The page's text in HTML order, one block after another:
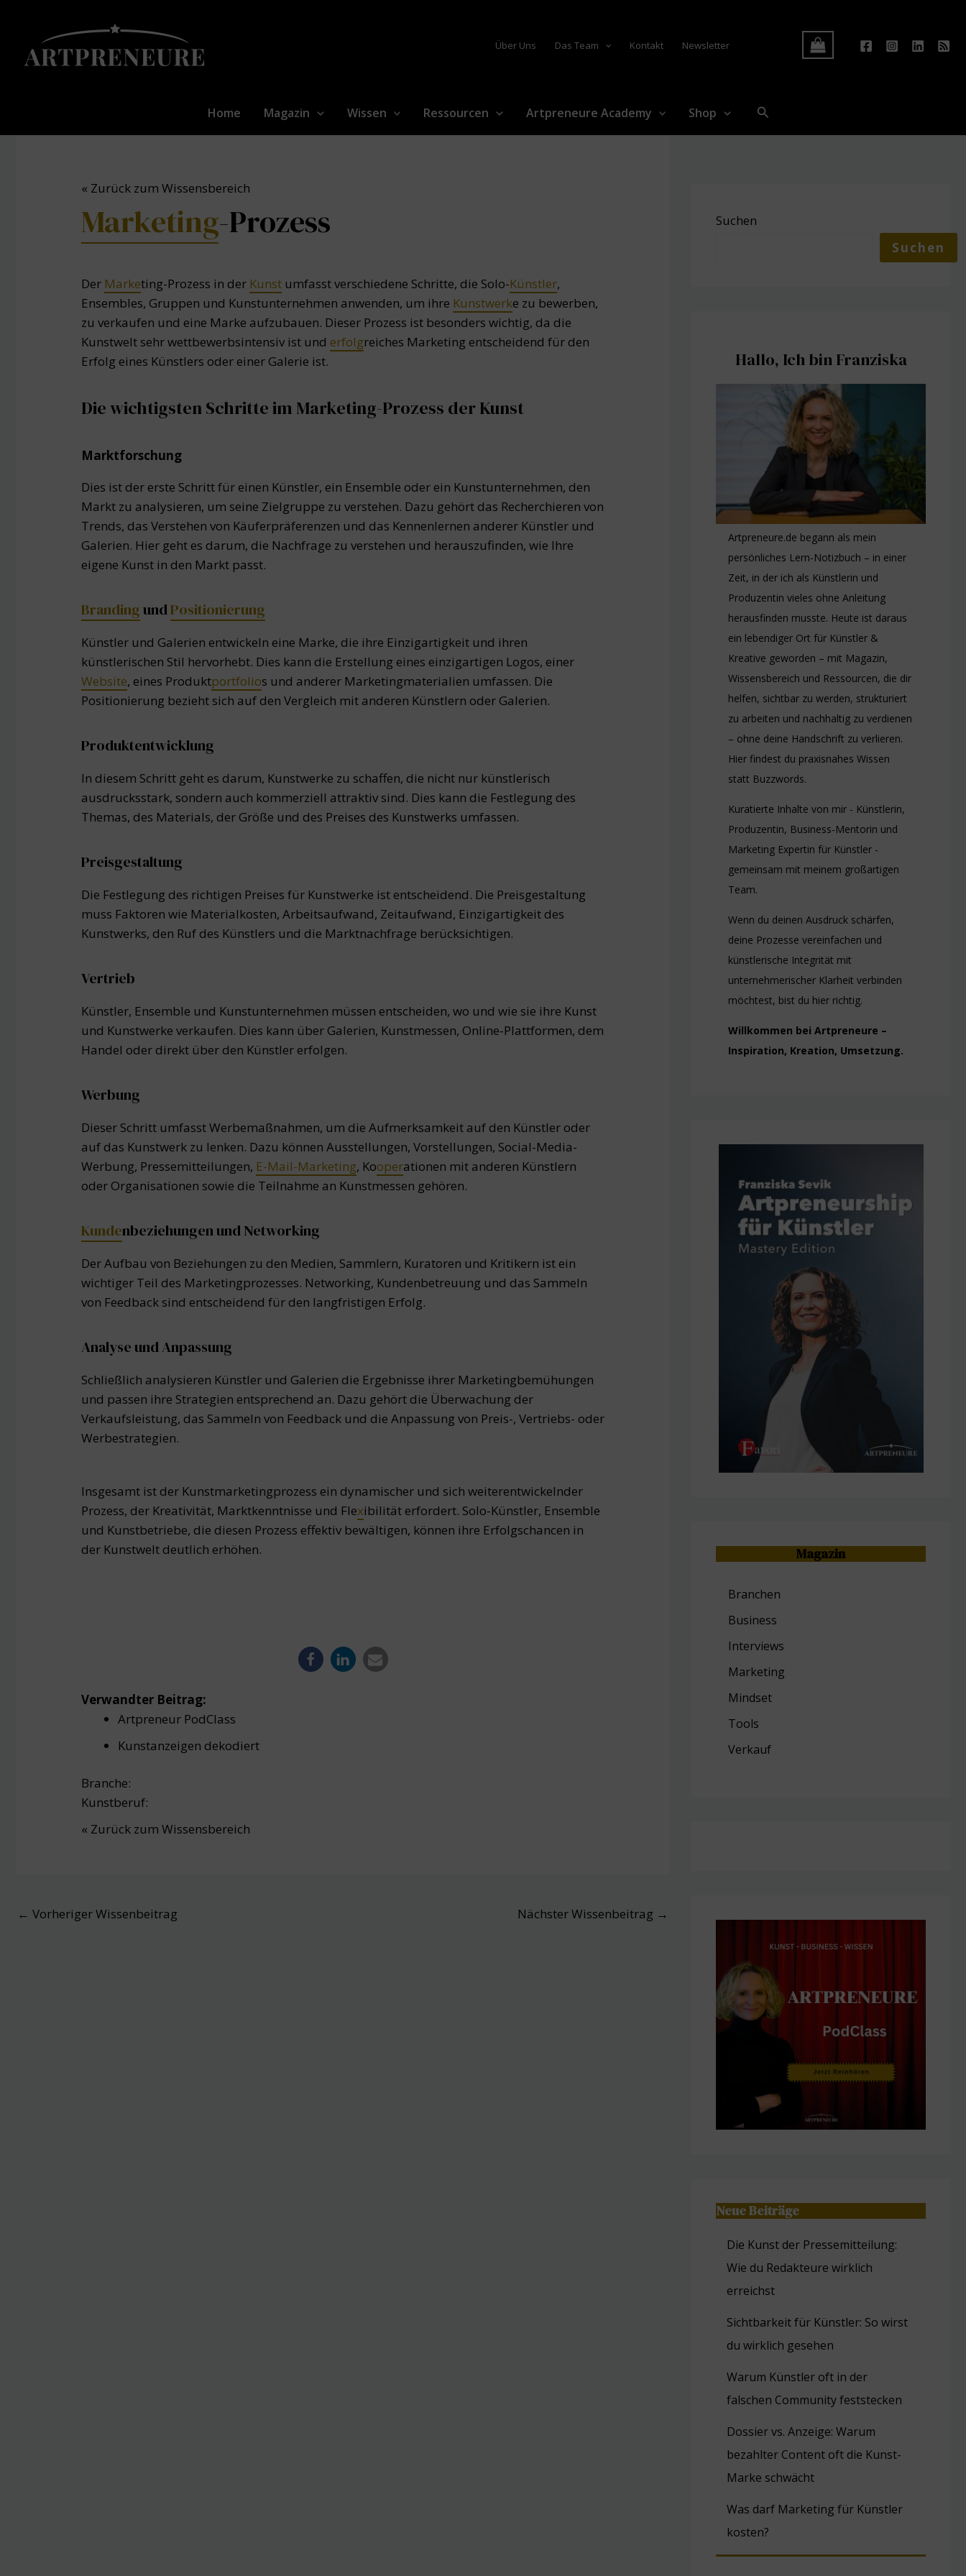
springen
Über Uns Das Team Kontakt Newsletter
Home Magazin Wissen Ressourcen Artpreneure Academy Shop Suchen
« Zurück zum Wissensbereich
Marketing-Prozess
Der Marketing-Prozess in der Kunst umfasst verschiedene Schritte, die Solo-Künstler,
Ensembles, Gruppen und Kunstunternehmen anwenden, um ihre Kunstwerke zu bewerben,
zu verkaufen und eine Marke aufzubauen. Dieser Prozess ist besonders wichtig, da die
Kunstwelt sehr wettbewerbsintensiv ist und erfolgreiches Marketing entscheidend für den
Erfolg eines Künstlers oder einer Galerie ist.
Die wichtigsten Schritte im Marketing-Prozess der Kunst
Marktforschung
Dies ist der erste Schritt für einen Künstler, ein Ensemble oder ein Kunstunternehmen, den
Markt zu analysieren, um seine Zielgruppe zu verstehen. Dazu gehört das Recherchieren von
Trends, das Verstehen von Käuferpräferenzen und das Kennenlernen anderer Künstler und
Galerien. Hier geht es darum, die Nachfrage zu verstehen und herauszufinden, wie Ihre
eigene Kunst in den Markt passt.
BrandingundPositionierung
Künstler und Galerien entwickeln eine Marke, die ihre Einzigartigkeit und ihren
künstlerischen Stil hervorhebt. Dies kann die Erstellung eines einzigartigen Logos, einer
Website, eines Produktportfolios und anderer Marketingmaterialien umfassen. Die
Positionierung bezieht sich auf den Vergleich mit anderen Künstlern oder Galerien.
Produktentwicklung
In diesem Schritt geht es darum, Kunstwerke zu schaffen, die nicht nur künstlerisch
ausdrucksstark, sondern auch kommerziell attraktiv sind. Dies kann die Festlegung des
Themas, des Materials, der Größe und des Preises des Kunstwerks umfassen.
Preisgestaltung
Die Festlegung des richtigen Preises für Kunstwerke ist entscheidend. Die Preisgestaltung
muss Faktoren wie Materialkosten, Arbeitsaufwand, Zeitaufwand, Einzigartigkeit des
Kunstwerks, den Ruf des Künstlers und die Marktnachfrage berücksichtigen.
Vertrieb
Künstler, Ensemble und Kunstunternehmen müssen entscheiden, wo und wie sie ihre Kunst
und Kunstwerke verkaufen. Dies kann über Galerien, Kunstmessen, Online-Plattformen, dem
Handel oder direkt über den Künstler erfolgen.
Werbung
Dieser Schritt umfasst Werbemaßnahmen, um die Aufmerksamkeit auf den Künstler oder
auf das Kunstwerk zu lenken. Dazu können Ausstellungen, Vorstellungen, Social-Media-
Werbung, Pressemitteilungen, E-Mail-Marketing, Kooperationen mit anderen Künstlern
oder Organisationen sowie die Teilnahme an Kunstmessen gehören.
Kundenbeziehungen und Networking
Der Aufbau von Beziehungen zu den Medien, Sammlern, Kuratoren und Kritikern ist ein
wichtiger Teil des Marketingprozesses. Networking, Kundenbetreuung und das Sammeln
von Feedback sind entscheidend für den langfristigen Erfolg.
Analyse und Anpassung
Schließlich analysieren Künstler und Galerien die Ergebnisse ihrer Marketingbemühungen
und passen ihre Strategien entsprechend an. Dazu gehört die Überwachung der
Verkaufsleistung, das Sammeln von Feedback und die Anpassung von Preis-, Vertriebs- oder
Werbestrategien.
Insgesamt ist der Kunstmarketingprozess ein dynamischer und sich weiterentwickelnder
Prozess, der Kreativität, Marktkenntnisse und Flexibilität erfordert. Solo-Künstler, Ensemble
und Kunstbetriebe, die diesen Prozess effektiv bewältigen, können ihre Erfolgschancen in
der Kunstwelt deutlich erhöhen.
Verwandter Beitrag:
Artpreneur PodClass
Kunstanzeigen dekodiert
Branche:
Kunstberuf:
« Zurück zum Wissensbereich
Post
← Vorheriger Wissenbeitrag Nächster Wissenbeitrag →
Suchen
Suchen
Hallo, Ich bin Franziska
Artpreneure.de begann als mein
persönliches Lern-Notizbuch – in einer
Zeit, in der ich als Künstlerin und
Produzentin vieles ohne Anleitung
herausfinden musste. Heute ist daraus
ein lebendiger Ort für Künstler &
Kreative geworden – mit Magazin,
Wissensbereich und Ressourcen, die dir
helfen, sichtbar zu werden, strukturiert
zu arbeiten und nachhaltig zu verdienen
– ohne deine Handschrift zu verlieren.
Hier findest du praxisnahes Wissen
statt Buzzwords.
Kuratierte Inhalte von mir - Künstlerin,
Produzentin, Business-Mentorin und
Marketing Expertin für Künstler -
gemeinsam mit meinem großartigen
Team.
Wenn du deinen Ausdruck schärfen,
deine Prozesse vereinfachen und
künstlerische Integrität mit
unternehmerischer Klarheit verbinden
möchtest, bist du hier richtig.
Willkommen bei Artpreneure –
Inspiration, Kreation, Umsetzung.
Magazin
Branchen
Business
Interviews
Marketing
Mindset
Tools
Verkauf
Neue Beiträge
Die Kunst der Pressemitteilung:
Wie du Redakteure wirklich
erreichst
Sichtbarkeit für Künstler: So wirst
du wirklich gesehen
Warum Künstler oft in der
falschen Community feststecken
Dossier vs. Anzeige: Warum
bezahlter Content oft die Kunst-
Marke schwächt
Was darf Marketing für Künstler
kosten?